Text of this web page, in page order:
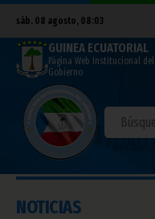
sáb. 08 agosto, 08:03
GUINEA ECUATORIAL
Página Web Institucional del
Gobierno
NOTICIAS